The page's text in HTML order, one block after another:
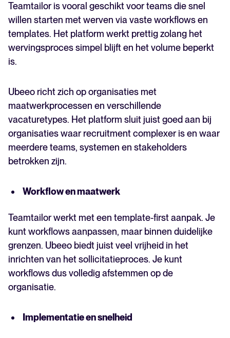
Teamtailor is vooral geschikt voor teams die snel
willen starten met werven via vaste workflows en
templates. Het platform werkt prettig zolang het
wervingsproces simpel blijft en het volume beperkt
is.
Ubeeo richt zich op organisaties met
maatwerkprocessen en verschillende
vacaturetypes. Het platform sluit juist goed aan bij
organisaties waar recruitment complexer is en waar
meerdere teams, systemen en stakeholders
betrokken zijn.
Workflow en maatwerk
Teamtailor werkt met een template-first aanpak. Je
kunt workflows aanpassen, maar binnen duidelijke
grenzen. Ubeeo biedt juist veel vrijheid in het
inrichten van het sollicitatieproces. Je kunt
workflows dus volledig afstemmen op de
organisatie.
Implementatie en snelheid